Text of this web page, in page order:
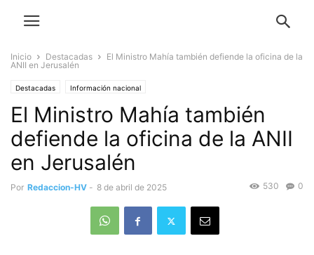
Inicio Destacadas
El Ministro Mahía también defiende la oficina de la
ANII en Jerusalén
Destacadas Información nacional
El Ministro Mahía también
defiende la oficina de la ANII
en Jerusalén
Por Redaccion-HV - 8 de abril de 2025 0
530